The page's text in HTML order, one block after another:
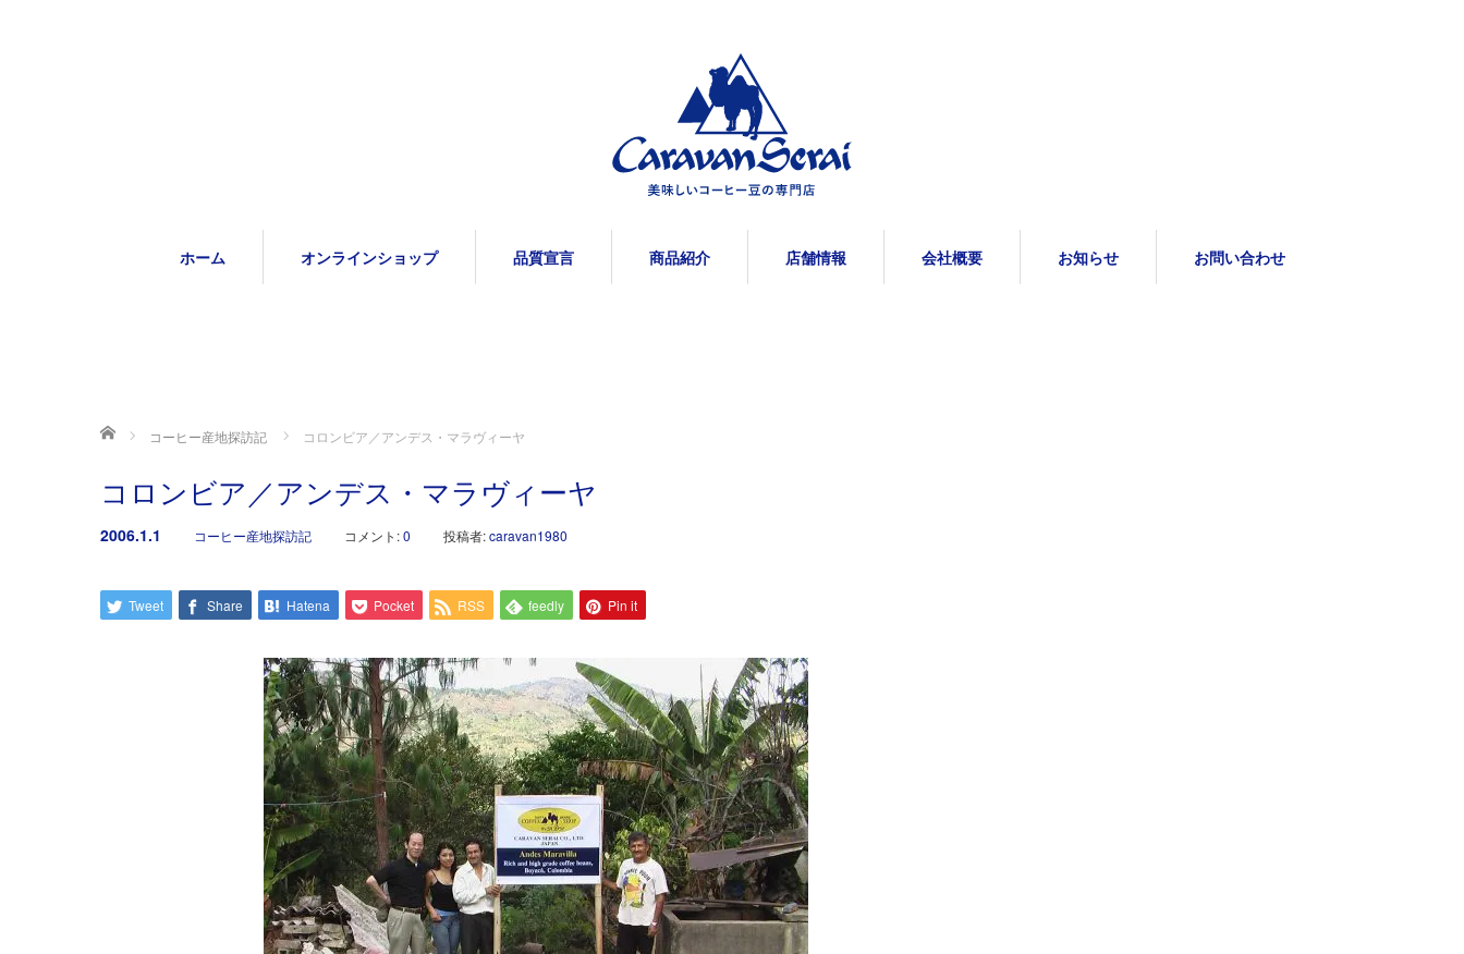
ホーム オンラインショップ 品質宣言 商品紹介 店舗情報 会社概要 お知らせ お問い合わせ
ホーム コーヒー産地探訪記 コロンビア／アンデス・マラヴィーヤ
コロンビア／アンデス・マラヴィーヤ
2006.1.1 コーヒー産地探訪記 コメント:0 投稿者:caravan1980
Tweet Share Hatena Pocket RSS feedly Pin it